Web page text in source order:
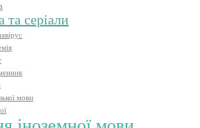
та серіали
мови